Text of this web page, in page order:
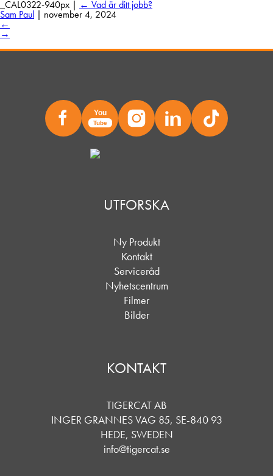
_CAL0322-940px | ← Vad är ditt jobb?
Sam Paul | november 4, 2024
←
→
You
Tube
UTFORSKA
Ny Produkt
Kontakt
Serviceråd
Nyhetscentrum
Filmer
Bilder
KONTAKT
TIGERCAT AB
INGER GRANNES VAG 85, SE-840 93
HEDE, SWEDEN
info@tigercat.se